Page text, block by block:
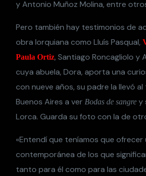
y Antonio Muñoz Molina, entre
Pero también hay testimonios de
obra lorquiana como Lluís Pasqual,
Paula Ortiz, Santiago Roncagliolo y
cuya abuela, Dora, aporta una
con nueve años, su padre la llevó
Buenos Aires a verBodas de sangre y
Lorca. Guarda su foto con la de
«Entendí que teníamos que ofrecer
contemporánea de los que
tanto para él como para las